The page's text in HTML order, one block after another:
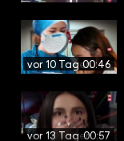
vor 10 Tagen00:46
vor 13 Tagen00:57